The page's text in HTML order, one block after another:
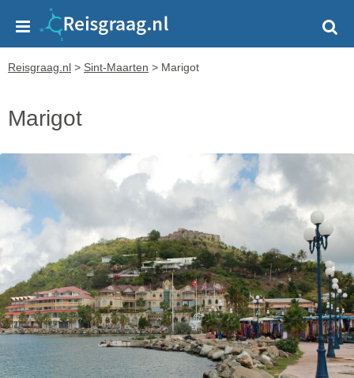
Reisgraag.nl > Sint-Maarten > Marigot
Marigot